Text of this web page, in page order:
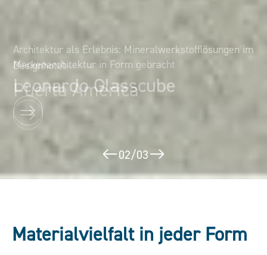
Markenarchitektur in Form gebracht
Leonardo Glasscube
Architektur als Erlebnis: Mineralwerkstofflösungen im
Designhotel
Puerta América
02/03
Materialvielfalt in jeder Form